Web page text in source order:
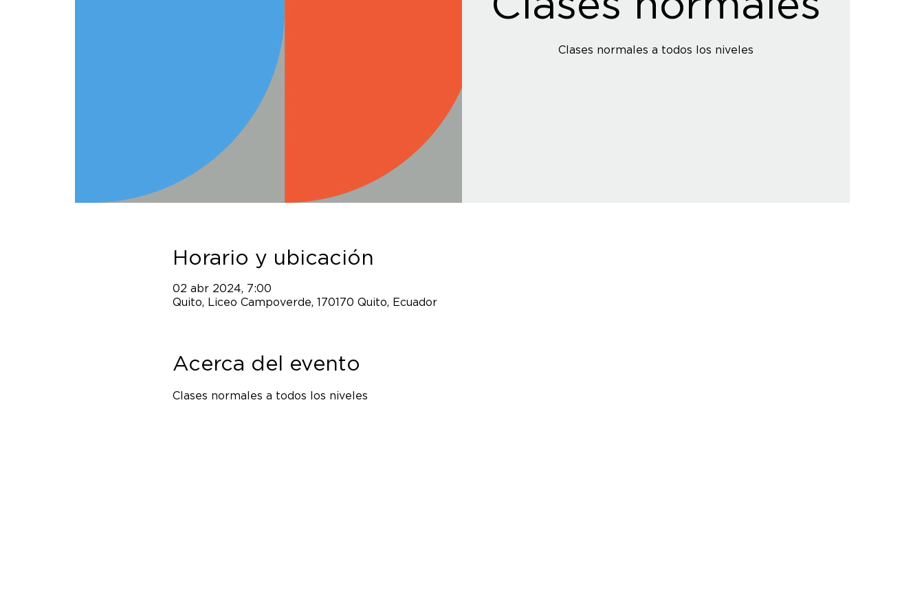
Clases normales a todos los niveles
Horario y ubicación
02 abr 2024, 7:00
Quito, Liceo Campoverde, 170170 Quito, Ecuador
Acerca del evento
Clases normales a todos los niveles